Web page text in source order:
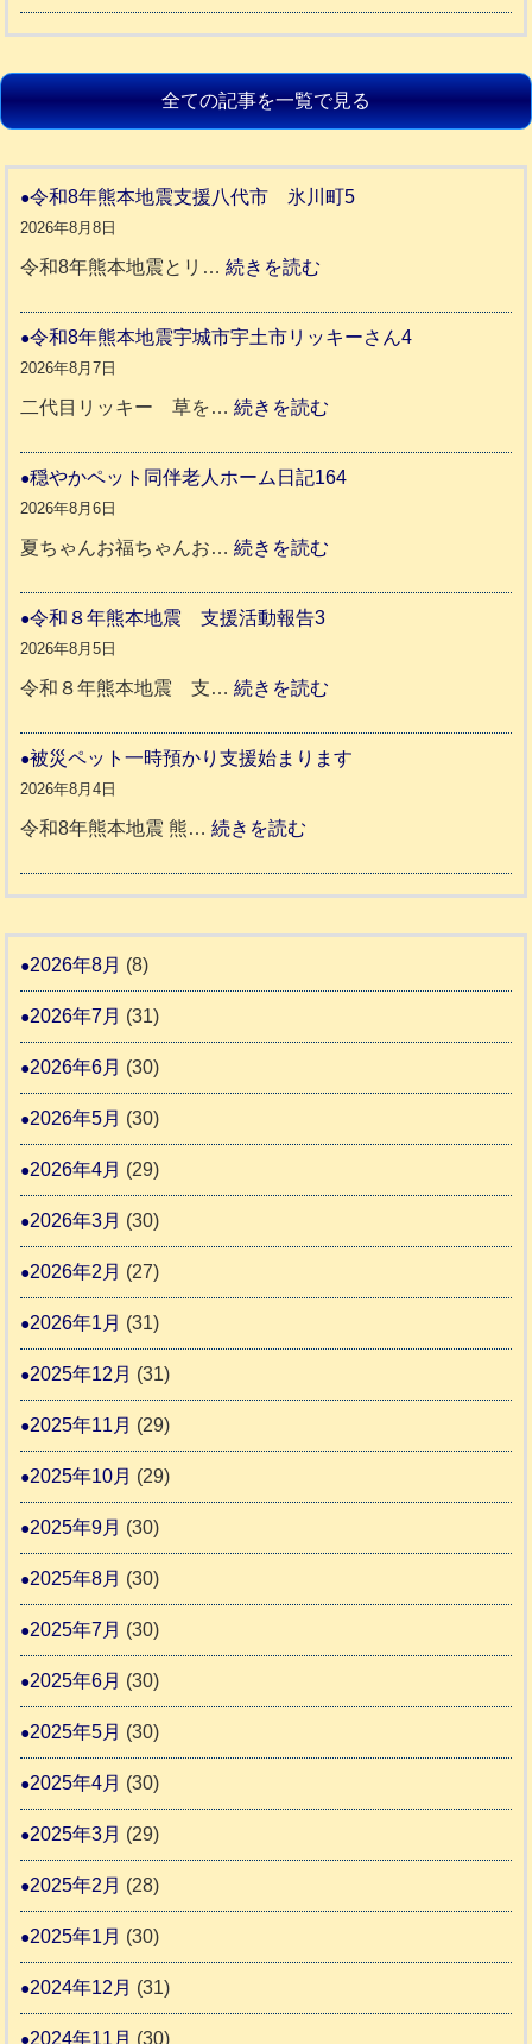
全ての記事を一覧で見る
令和8年熊本地震支援八代市 氷川町5
2026年8月8日
令和8年熊本地震とリ…続きを読む
和
年
本
援
市
氷
令和8年熊本地震宇城市宇土市リッキーさん4
2026年8月7日
二代目リッキー 草を…続きを読む
和
城
市
市
ッ
さ
穏やかペット同伴老人ホーム日記164
2026年8月6日
夏ちゃんお福ちゃんお…続きを読む
ト
人
記
4
令和８年熊本地震 支援活動報告3
2026年8月5日
令和８年熊本地震 支…続きを読む
和
被災ペット一時預かり支援始まります
2026年8月4日
令和8年熊本地震 熊…続きを読む
災
ト
預
支
ま
2026年8月 (8)
2026年7月 (31)
2026年6月 (30)
2026年5月 (30)
2026年4月 (29)
2026年3月 (30)
2026年2月 (27)
2026年1月 (31)
2025年12月 (31)
2025年11月 (29)
2025年10月 (29)
2025年9月 (30)
2025年8月 (30)
2025年7月 (30)
2025年6月 (30)
2025年5月 (30)
2025年4月 (30)
2025年3月 (29)
2025年2月 (28)
2025年1月 (30)
2024年12月 (31)
2024年11月 (30)